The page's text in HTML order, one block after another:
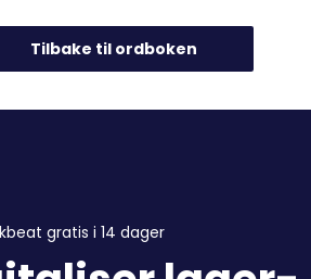
Tilbake til ordboken
gratis i 14 dager